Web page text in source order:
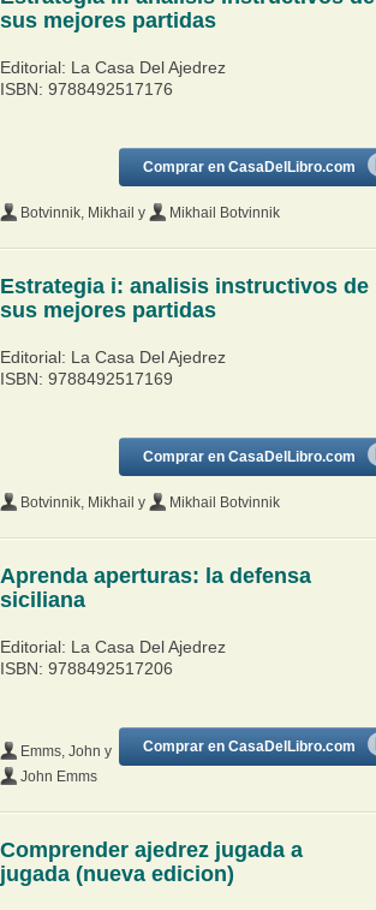
sus mejores partidas
Editorial: La Casa Del Ajedrez
ISBN: 9788492517176
Comprar en CasaDelLibro.com
Botvinnik, Mikhail y Mikhail Botvinnik
Estrategia i: analisis instructivos de
sus mejores partidas
Editorial: La Casa Del Ajedrez
ISBN: 9788492517169
Comprar en CasaDelLibro.com
Botvinnik, Mikhail y Mikhail Botvinnik
Aprenda aperturas: la defensa
siciliana
Editorial: La Casa Del Ajedrez
ISBN: 9788492517206
Comprar en CasaDelLibro.com
Emms, John y
John Emms
Comprender ajedrez jugada a
jugada (nueva edicion)